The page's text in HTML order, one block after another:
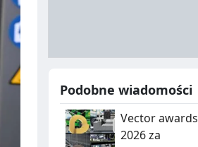
I
E
,
U
C
J
A
Podobne wiadomości
Vector awards
2026 za